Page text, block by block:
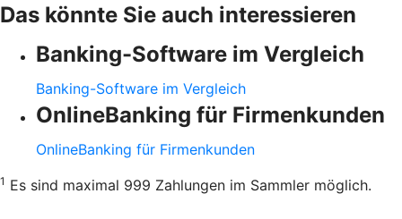
Das könnte Sie auch interessieren
Banking-Software im Vergleich
Banking-Software im Vergleich
OnlineBanking für Firmenkunden
OnlineBanking für Firmenkunden
1 Es sind maximal 999 Zahlungen im Sammler möglich.